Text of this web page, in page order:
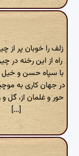
زلف را خوبان پر از
راه از این رخنه در
با سپاه حسن و
در جهان کاری به
حور و غلمان از، گل
[...]